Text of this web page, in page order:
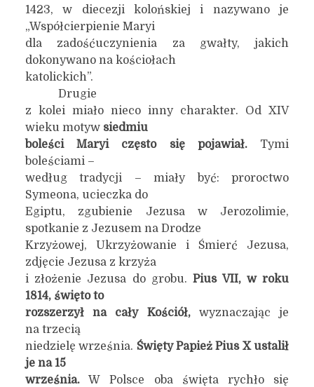
1423, w diecezji kolońskiej i nazywano je
„Współcierpienie Maryi
dla zadośćuczynienia za gwałty, jakich
dokonywano na kościołach
katolickich”.
Drugie
z kolei miało nieco inny charakter. Od XIV
wieku motyw siedmiu
boleści Maryi często się pojawiał.Tymi
boleściami –
według tradycji – miały być: proroctwo
Symeona, ucieczka do
Egiptu, zgubienie Jezusa w Jerozolimie,
spotkanie z Jezusem na Drodze
Krzyżowej, Ukrzyżowanie i Śmierć Jezusa,
zdjęcie Jezusa z krzyża
i złożenie Jezusa do grobu.Pius VII, w roku
1814, święto to
rozszerzył na cały Kościół,wyznaczając je
na trzecią
niedzielę września. Święty Papież Pius X ustalił
je na 15
września.W Polsce oba święta rychło się